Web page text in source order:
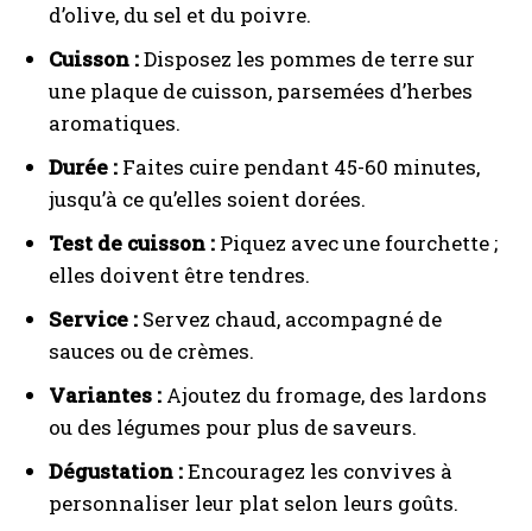
d’olive, du sel et du poivre.
Cuisson :Disposez les pommes de terre sur
une plaque de cuisson, parsemées d’herbes
aromatiques.
Durée : Faites cuire pendant 45-60 minutes,
jusqu’à ce qu’elles soient dorées.
Test de cuisson : Piquez avec une fourchette ;
elles doivent être tendres.
Service : Servez chaud, accompagné de
sauces ou de crèmes.
Variantes : Ajoutez du fromage, des lardons
ou des légumes pour plus de saveurs.
Dégustation :Encouragez les convives à
personnaliser leur plat selon leurs goûts.